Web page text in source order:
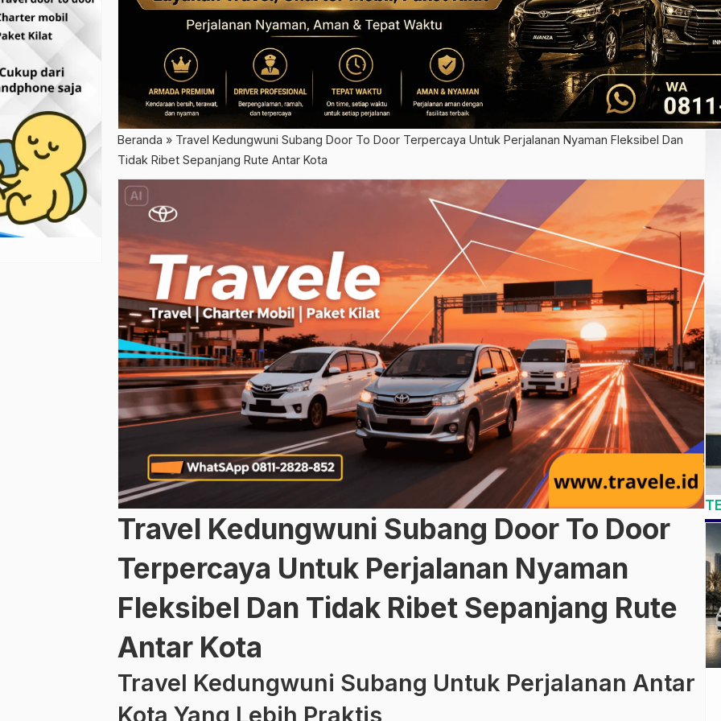
Beranda » Travel Kedungwuni Subang Door To Door Terpercaya Untuk Perjalanan Nyaman Fleksibel Dan
Tidak Ribet Sepanjang Rute Antar Kota
Travel Kedungwuni Subang Door To Door
Terpercaya Untuk Perjalanan Nyaman
Fleksibel Dan Tidak Ribet Sepanjang Rute
Antar Kota
Travel Kedungwuni Subang Untuk Perjalanan Antar
Kota Yang Lebih Praktis